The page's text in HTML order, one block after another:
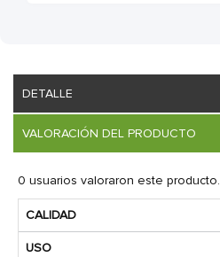
DETALLE
VALORACIÓN DEL PRODUCTO
0 usuarios valoraron este producto.
CALIDAD
USO